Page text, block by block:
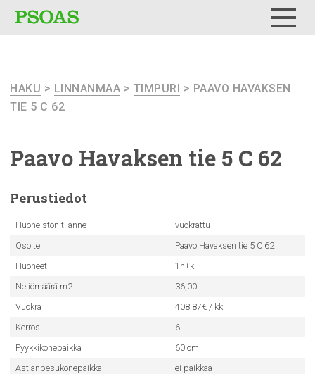
HAKU > LINNANMAA > TIMPURI > PAAVO HAVAKSEN
TIE 5 C 62
Paavo Havaksen tie 5 C 62
Perustiedot
Huoneiston tilanne
vuokrattu
Osoite
Paavo Havaksen tie 5 C 62
Huoneet
1h+k
Neliömäärä m2
36,00
Vuokra
408.87€ / kk
Kerros
6
Pyykkikonepaikka
60 cm
Astianpesukonepaikka
ei paikkaa